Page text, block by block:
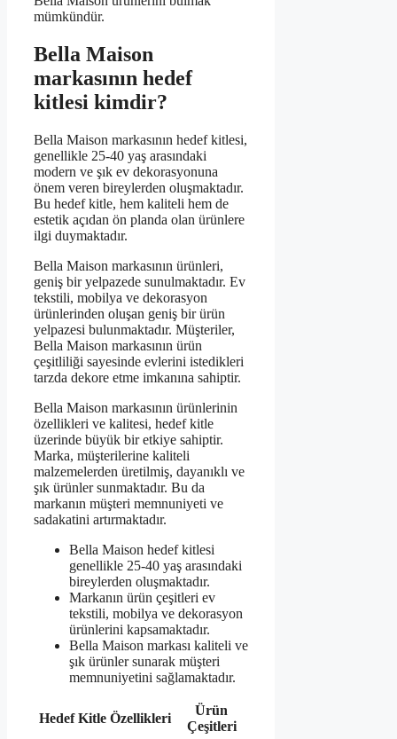
mümkündür.
Bella Maison
markasının hedef
kitlesi kimdir?
Bella Maison markasının hedef kitlesi,
genellikle 25-40 yaş arasındaki
modern ve şık ev dekorasyonuna
önem veren bireylerden oluşmaktadır.
Bu hedef kitle, hem kaliteli hem de
estetik açıdan ön planda olan ürünlere
ilgi duymaktadır.
Bella Maison markasının ürünleri,
geniş bir yelpazede sunulmaktadır. Ev
tekstili, mobilya ve dekorasyon
ürünlerinden oluşan geniş bir ürün
yelpazesi bulunmaktadır. Müşteriler,
Bella Maison markasının ürün
çeşitliliği sayesinde evlerini istedikleri
tarzda dekore etme imkanına sahiptir.
Bella Maison markasının ürünlerinin
özellikleri ve kalitesi, hedef kitle
üzerinde büyük bir etkiye sahiptir.
Marka, müşterilerine kaliteli
malzemelerden üretilmiş, dayanıklı ve
şık ürünler sunmaktadır. Bu da
markanın müşteri memnuniyeti ve
sadakatini artırmaktadır.
Bella Maison hedef kitlesi
genellikle 25-40 yaş arasındaki
bireylerden oluşmaktadır.
Markanın ürün çeşitleri ev
tekstili, mobilya ve dekorasyon
ürünlerini kapsamaktadır.
Bella Maison markası kaliteli ve
şık ürünler sunarak müşteri
memnuniyetini sağlamaktadır.
Hedef Kitle Özellikleri
Ürün
Çeşitleri